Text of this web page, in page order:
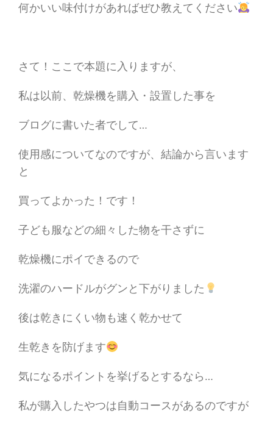
何かいい味付けがあればぜひ教えてください
さて！ここで本題に入りますが、
私は以前、乾燥機を購入・設置した事を
ブログに書いた者でして…
使用感についてなのですが、結論から言います
と
買ってよかった！です！
子ども服などの細々した物を干さずに
乾燥機にポイできるので
洗濯のハードルがグンと下がりました
後は乾きにくい物も速く乾かせて
生乾きを防げます
気になるポイントを挙げるとするなら…
私が購入したやつは自動コースがあるのですが